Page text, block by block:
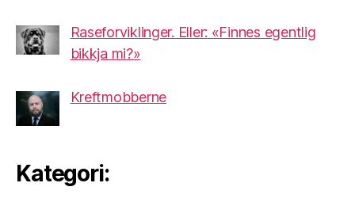
Raseforviklinger. Eller: «Finnes egentlig
bikkja mi?»
Kreftmobberne
Kategori: